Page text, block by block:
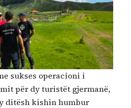
sukses operacioni i
për dy turistët gjermanë,
ditësh kishin humbur